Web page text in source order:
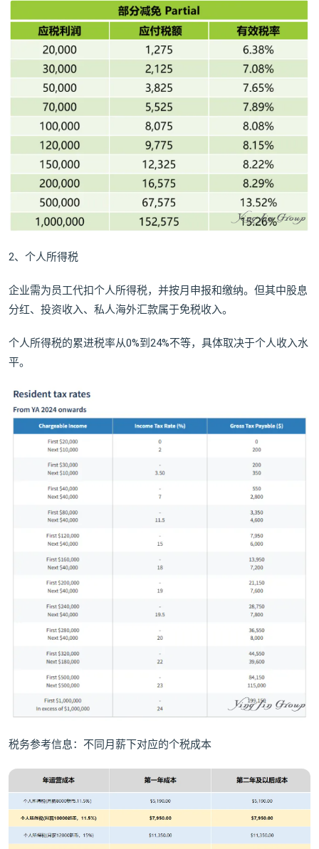
2、个人所得税
企业需为员工代扣个人所得税，并按月申报和缴纳。但其中股息
分红、投资收入、私人海外汇款属于免税收入。
个人所得税的累进税率从0%到24%不等，具体取决于个人收入水
平。
税务参考信息：不同月薪下对应的个税成本